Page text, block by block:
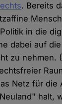
. Bereits
in die
dabei auf
zu nehmen.
Netz für die
halt,